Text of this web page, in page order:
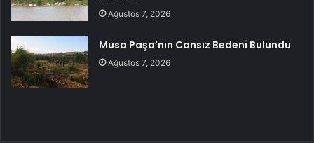
Ağustos 7, 2026
Musa Paşa’nın Cansız Bedeni Bulundu
Ağustos 7, 2026